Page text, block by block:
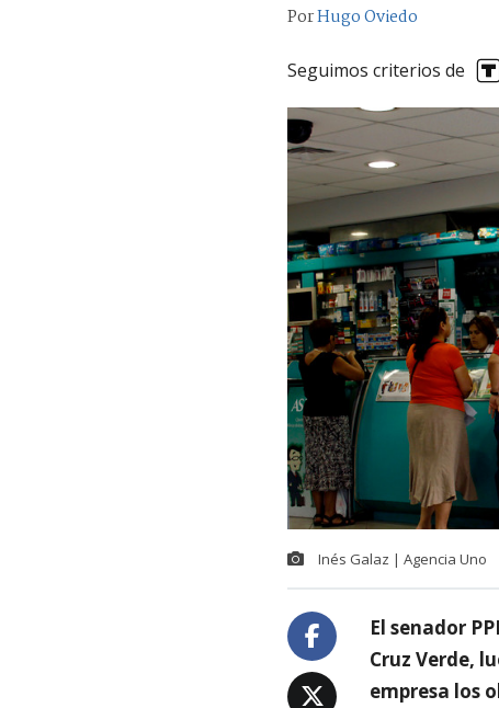
PorHugo Oviedo
Seguimos criterios de
Inés Galaz | Agencia Uno
El senador
Cruz Verde,
empresa los